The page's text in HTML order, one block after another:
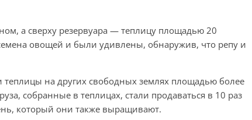
а сверху резервуара — теплицу площадью 20
овощей и были удивлены, обнаружив, что репу и
на других свободных землях площадью более
собранные в теплицах, стали продаваться в 10 раз
который они также выращивают.